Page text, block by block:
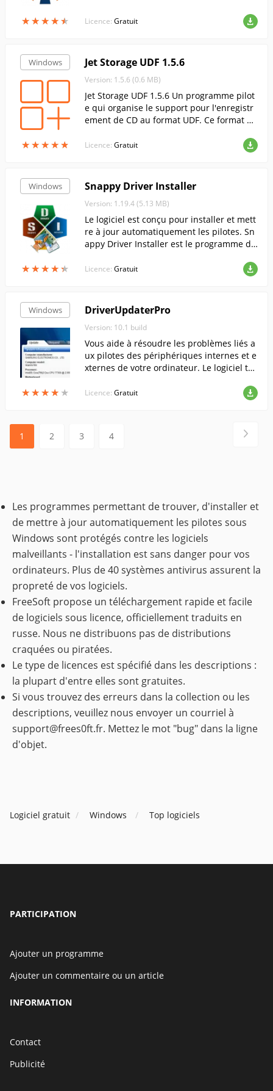
★★★★★
★★★★★ Licence: Gratuit
Windows
★★★★★
★★★★★
Jet Storage UDF 1.5.6
Version: 1.5.6 (0.6 MB)
Jet Storage UDF 1.5.6 Un programme pilot
e qui organise le support pour l'enregistr
ement de CD au format UDF. Ce format pe
(CD-RW, DVD-R...).
Licence: Gratuit
Windows
★★★★★
★★★★★
Snappy Driver Installer
Version: 1.19.4 (5.13 MB)
Le logiciel est conçu pour installer et mett
re à jour automatiquement les pilotes. Sn
appy Driver Installer est le programme d'i
s erreur disponible aujourd'hui.
Licence: Gratuit
Windows
★★★★ ★
★★★★ ★
DriverUpdaterPro
Version: 10.1 build
Vous aide à résoudre les problèmes liés a
ux pilotes des périphériques internes et e
xternes de votre ordinateur. Le logiciel tro
és et les mises à jour des pilotes pour votr
Licence: Gratuit
1 2 3 4
Les programmes permettant de trouver, d'installer et
de mettre à jour automatiquement les pilotes sous
Windows sont protégés contre les logiciels
malveillants - l'installation est sans danger pour vos
ordinateurs. Plus de 40 systèmes antivirus assurent la
propreté de vos logiciels.
FreeSoft propose un téléchargement rapide et facile
de logiciels sous licence, officiellement traduits en
russe. Nous ne distribuons pas de distributions
craquées ou piratées.
Le type de licences est spécifié dans les descriptions :
la plupart d'entre elles sont gratuites.
Si vous trouvez des erreurs dans la collection ou les
descriptions, veuillez nous envoyer un courriel à
support@frees0ft.fr. Mettez le mot "bug" dans la ligne
d'objet.
Logiciel gratuit Windows Top logiciels
PARTICIPATION
Ajouter un programme
Ajouter un commentaire ou un article
INFORMATION
Contact
Publicité